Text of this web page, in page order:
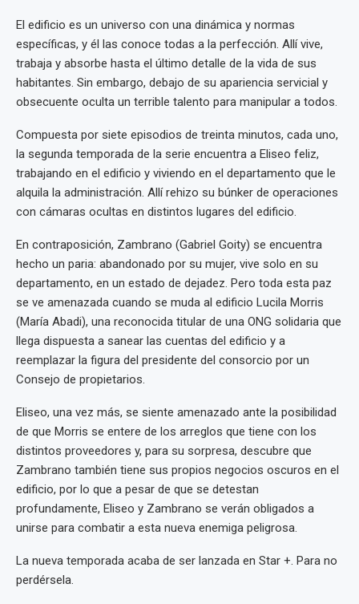
El edificio es un universo con una dinámica y normas
específicas, y él las conoce todas a la perfección. Allí vive,
trabaja y absorbe hasta el último detalle de la vida de sus
habitantes. Sin embargo, debajo de su apariencia servicial y
obsecuente oculta un terrible talento para manipular a todos.
Compuesta por siete episodios de treinta minutos, cada uno,
la segunda temporada de la serie encuentra a Eliseo feliz,
trabajando en el edificio y viviendo en el departamento que le
alquila la administración. Allí rehizo su búnker de operaciones
con cámaras ocultas en distintos lugares del edificio.
En contraposición, Zambrano (Gabriel Goity) se encuentra
hecho un paria: abandonado por su mujer, vive solo en su
departamento, en un estado de dejadez. Pero toda esta paz
se ve amenazada cuando se muda al edificio Lucila Morris
(María Abadi), una reconocida titular de una ONG solidaria que
llega dispuesta a sanear las cuentas del edificio y a
reemplazar la figura del presidente del consorcio por un
Consejo de propietarios.
Eliseo, una vez más, se siente amenazado ante la posibilidad
de que Morris se entere de los arreglos que tiene con los
distintos proveedores y, para su sorpresa, descubre que
Zambrano también tiene sus propios negocios oscuros en el
edificio, por lo que a pesar de que se detestan
profundamente, Eliseo y Zambrano se verán obligados a
unirse para combatir a esta nueva enemiga peligrosa.
La nueva temporada acaba de ser lanzada en Star +. Para no
perdérsela.